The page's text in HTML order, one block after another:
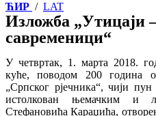
ЋИР / LAT
Изложба „Утицаји
савременици“
У четвртак, 1. марта 2018.
куће, поводом 200 година
„Српског рјечника“, чији
истолкован њемачким и
Стефановића Караџића,